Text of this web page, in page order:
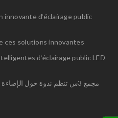
d’éclairage public
ces solutions innovantes
d’éclairage public LED
مجمع 3س تنظم ندوة حول